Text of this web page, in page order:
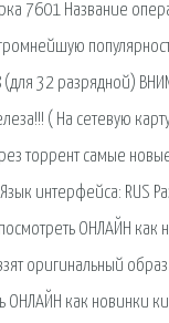
7601 Название
32 разрядной)
( На сетевую
торрент самые
интерфейса: RUS
ОНЛАЙН как
оригинальный
ОНЛАЙН как новинки